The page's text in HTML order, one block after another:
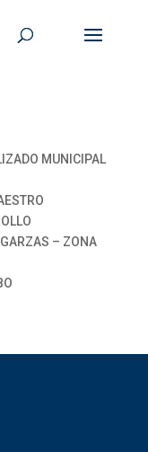
MUNICIPAL
– ZONA